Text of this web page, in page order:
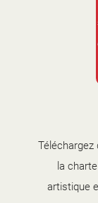
la
artistique